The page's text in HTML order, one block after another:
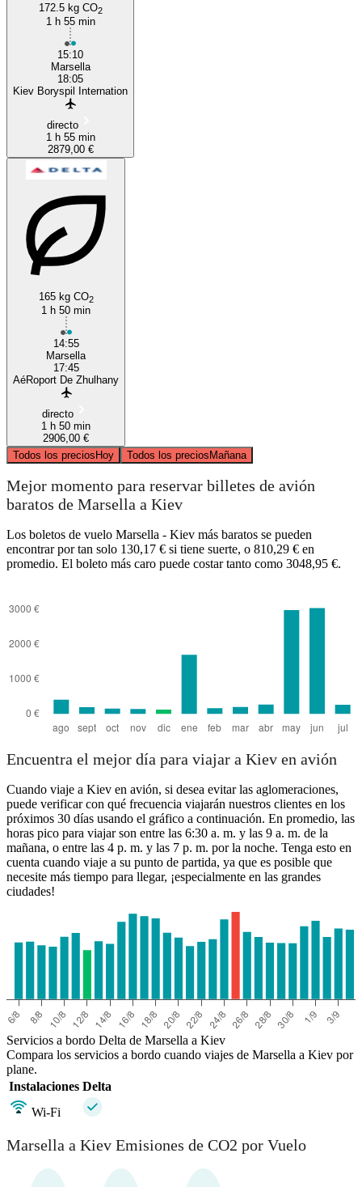
172.5 kg CO2
1 h 55 min
15:10
Marsella
18:05
Kiev Boryspil Internation
directo
1 h 55 min
2879,00 €
165 kg CO2
1 h 50 min
14:55
Marsella
17:45
AéRoport De Zhulhany
directo
1 h 50 min
2906,00 €
Todos los preciosHoy Todos los preciosMañana
Mejor momento para reservar billetes de avión
baratos de Marsella a Kiev
Los boletos de vuelo Marsella - Kiev más baratos se pueden
encontrar por tan solo 130,17 € si tiene suerte, o 810,29 € en
promedio. El boleto más caro puede costar tanto como 3048,95 €.
Encuentra el mejor día para viajar a Kiev en avión
Cuando viaje a Kiev en avión, si desea evitar las aglomeraciones,
puede verificar con qué frecuencia viajarán nuestros clientes en los
próximos 30 días usando el gráfico a continuación. En promedio, las
horas pico para viajar son entre las 6:30 a. m. y las 9 a. m. de la
mañana, o entre las 4 p. m. y las 7 p. m. por la noche. Tenga esto en
cuenta cuando viaje a su punto de partida, ya que es posible que
necesite más tiempo para llegar, ¡especialmente en las grandes
ciudades!
Servicios a bordo Delta de Marsella a Kiev
Compara los servicios a bordo cuando viajes de Marsella a Kiev por
plane.
Instalaciones Delta
Wi-Fi
Marsella a Kiev Emisiones de CO2 por Vuelo